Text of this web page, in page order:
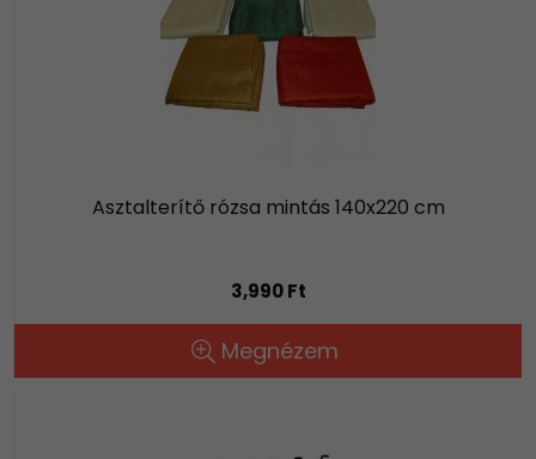
Asztalterítő rózsa mintás 140x220 cm
3,990 Ft
Megnézem